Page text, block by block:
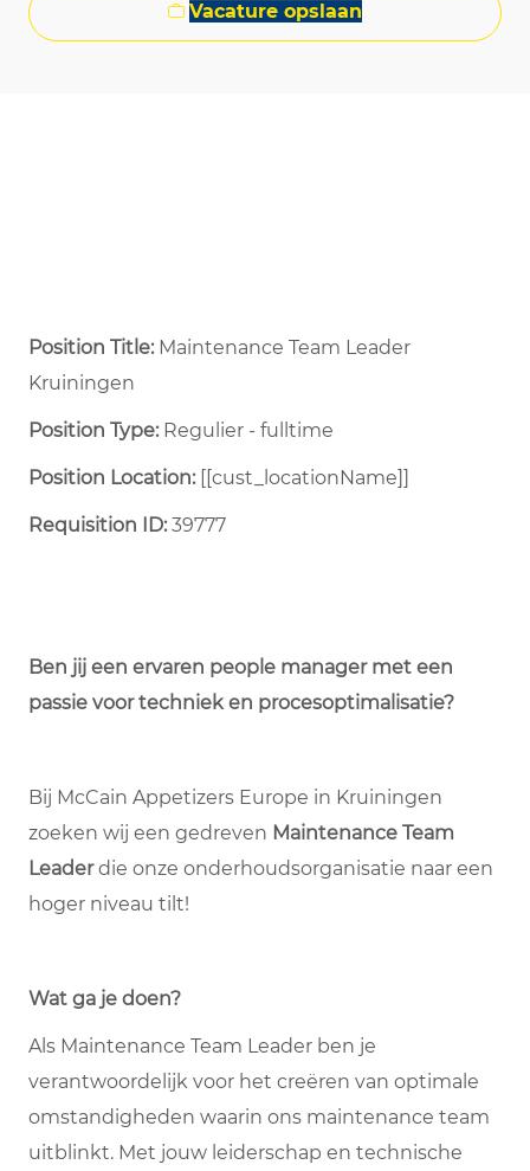
Vacature opslaan
Position Title: Maintenance Team Leader
Kruiningen
Position Type:Regulier - fulltime ​
Position Location: [[cust_locationName]]
Requisition ID:39777
Ben jij een ervaren people manager met een
passie voor techniek en procesoptimalisatie?
Bij McCain Appetizers Europe in Kruiningen
zoeken wij een gedreven Maintenance Team
Leaderdie onze onderhoudsorganisatie naar een
hoger niveau tilt!
Wat ga je doen?
Als Maintenance Team Leader ben je
verantwoordelijk voor het creëren van optimale
omstandigheden waarin ons maintenance team
uitblinkt. Met jouw leiderschap en technische